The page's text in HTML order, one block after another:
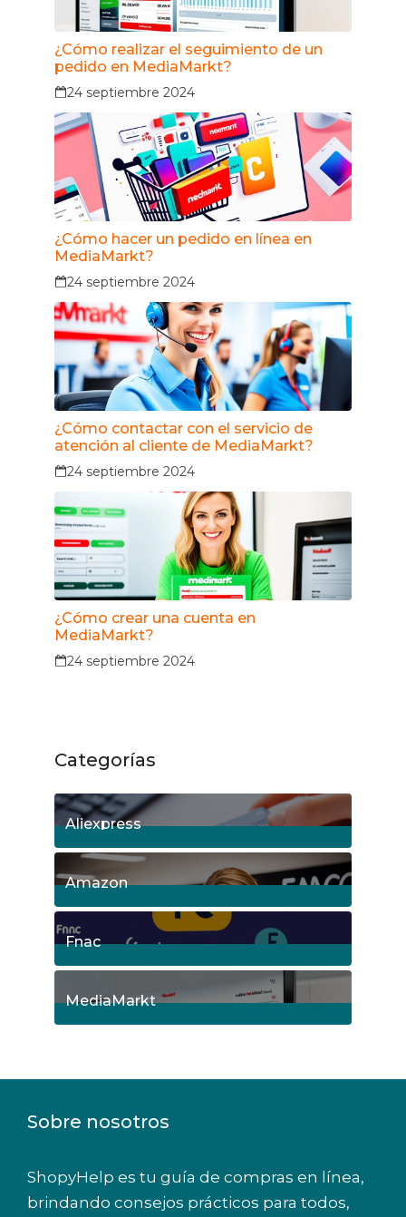
¿Cómo realizar el seguimiento de un
pedido en MediaMarkt?
24 septiembre 2024
¿Cómo hacer un pedido en línea en
MediaMarkt?
24 septiembre 2024
¿Cómo contactar con el servicio de
atención al cliente de MediaMarkt?
24 septiembre 2024
¿Cómo crear una cuenta en
MediaMarkt?
24 septiembre 2024
Categorías
Aliexpress
18Posts
Amazon
5Posts
Fnac
9Posts
MediaMarkt
Sobre nosotros
ShopyHelp es tu guía de compras en línea,
brindando consejos prácticos para todos,